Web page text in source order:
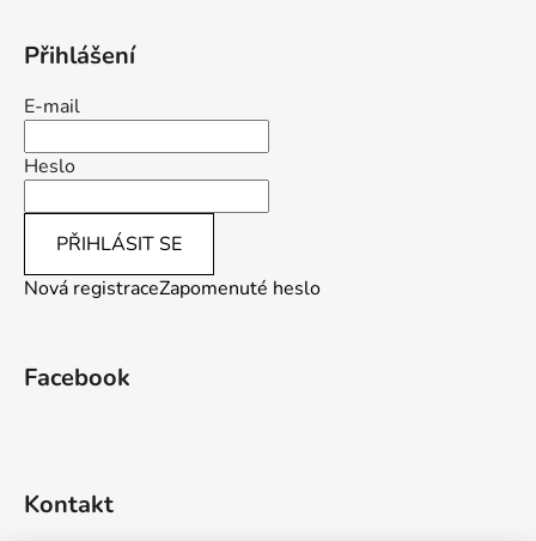
Přihlášení
E-mail
Heslo
PŘIHLÁSIT SE
Nová registraceZapomenuté heslo
Facebook
Kontakt